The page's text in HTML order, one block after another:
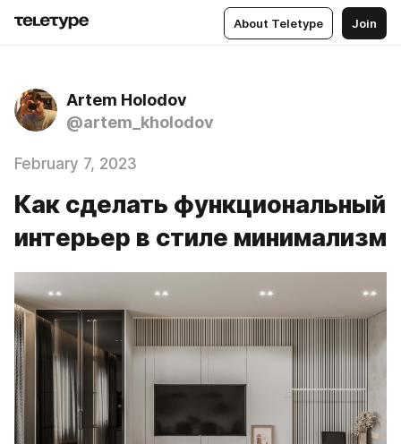
About Teletype Join
Artem Holodov
@artem_kholodov
February 7, 2023
Как сделать функциональный
интерьер в стиле минимализм